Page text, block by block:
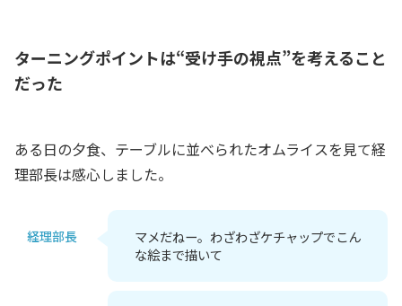
ターニングポイントは“受け手の視点”を考えること
だった
ある日の夕食、テーブルに並べられたオムライスを見て経
理部長は感心しました。
経理部長
マメだねー。わざわざケチャップでこん
な絵まで描いて